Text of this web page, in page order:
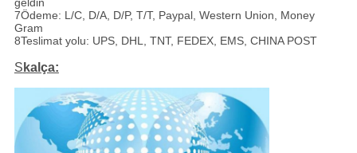
geldin
7Ödeme: L/C, D/A, D/P, T/T, Paypal, Western Union, Money
Gram
8Teslimat yolu: UPS, DHL, TNT, FEDEX, EMS, CHINA POST
S kalça: